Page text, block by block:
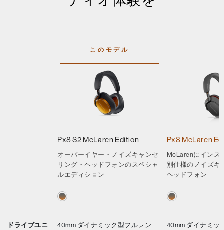
ドライブユニ
このモデル
Px8 S2 McLaren Edition
オーバーイヤー・ノイズキャンセ
リング・ヘッドフォンのスペシャ
ルエディション
40mm ダイナミック型フルレン
Px8 McLaren
McLarenにインス
別仕様のノイズキ
ヘッドフォン
40mm ダイナミッ